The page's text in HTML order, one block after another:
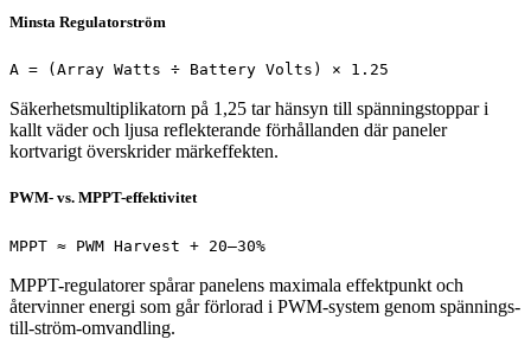
Minsta Regulatorström
A = (Array Watts ÷ Battery Volts) × 1.25
Säkerhetsmultiplikatorn på 1,25 tar hänsyn till spänningstoppar i
kallt väder och ljusa reflekterande förhållanden där paneler
kortvarigt överskrider märkeffekten.
PWM- vs. MPPT-effektivitet
MPPT ≈ PWM Harvest + 20–30%
MPPT-regulatorer spårar panelens maximala effektpunkt och
återvinner energi som går förlorad i PWM-system genom spännings-
till-ström-omvandling.